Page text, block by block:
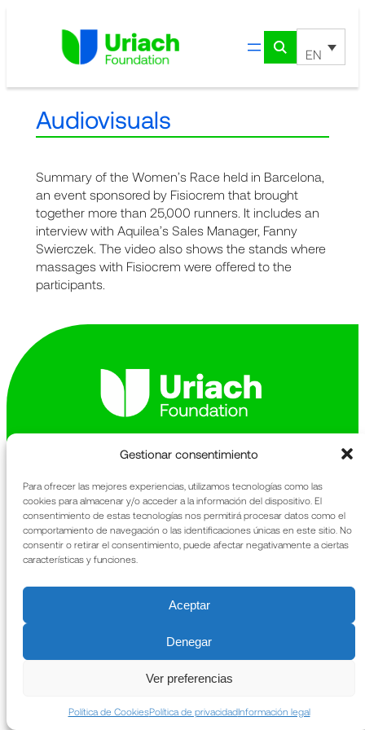
Gestionar consentimiento
Para ofrecer las mejores experiencias, utilizamos tecnologías como las
cookies para almacenar y/o acceder a la información del dispositivo. El
consentimiento de estas tecnologías nos permitirá procesar datos como el
comportamiento de navegación o las identificaciones únicas en este sitio. No
consentir o retirar el consentimiento, puede afectar negativamente a ciertas
características y funciones.
Aceptar
Denegar
Ver preferencias
Política de CookiesPolítica de privacidadInformación legal
EN
Audiovisuals
Summary of the Women’s Race held in Barcelona,
an event sponsored by Fisiocrem that brought
together more than 25,000 runners. It includes an
interview with Aquilea’s Sales Manager, Fanny
Swierczek. The video also shows the stands where
massages with Fisiocrem were offered to the
participants.
Sant Cugat del Vallès
08174 Barcelona
The Foundation
What We Do
Heritage
Legal information
Privacy policy